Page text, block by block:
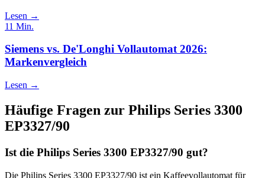
Lesen →
11 Min.
Siemens vs. De'Longhi Vollautomat 2026:
Markenvergleich
Lesen →
Häufige Fragen zur Philips Series 3300
EP3327/90
Ist die Philips Series 3300 EP3327/90 gut?
Die Philips Series 3300 EP3327/90 ist ein Kaffeevollautomat für